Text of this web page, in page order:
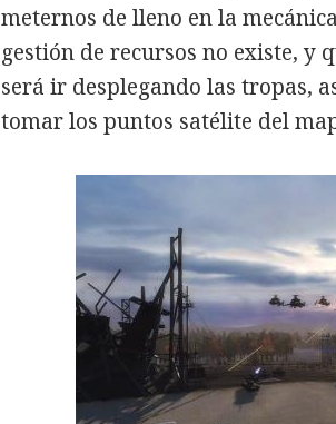
meternos de lleno en la
gestión de recursos no existe, y
será ir desplegando las tropas,
tomar los puntos satélite del